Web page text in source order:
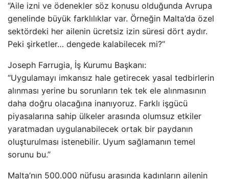
“Aile izni ve ödenekler söz konusu olduğunda Avrupa
genelinde büyük farklılıklar var. Örneğin Malta’da özel
sektördeki her ailenin ücretsiz izin süresi dört aydır.
Peki şirketler… dengede kalabilecek mi?”
Joseph Farrugia, İş Kurumu Başkanı:
“Uygulamayı imkansız hale getirecek yasal tedbirlerin
alınması yerine bu sorunların tek tek ele alınmasının
daha doğru olacağına inanıyoruz. Farklı işgücü
piyasalarına sahip ülkeler arasında olumsuz etkiler
yaratmadan uygulanabilecek ortak bir paydanın
oluşturulması istenebilir. Uyum sağlamanın temel
sorunu bu.”
Malta’nın 500.000 nüfusu arasında kadınların ailenin